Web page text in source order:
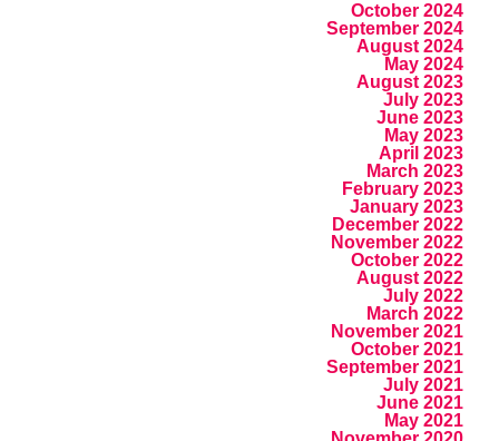
October 2024
September 2024
August 2024
May 2024
August 2023
July 2023
June 2023
May 2023
April 2023
March 2023
February 2023
January 2023
December 2022
November 2022
October 2022
August 2022
July 2022
March 2022
November 2021
October 2021
September 2021
July 2021
June 2021
May 2021